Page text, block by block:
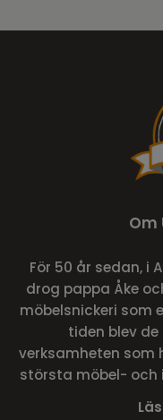
Om
För 50 år sedan, i
drog pappa Åke
möbelsnickeri som
tiden blev
verksamheten som
största möbel- och